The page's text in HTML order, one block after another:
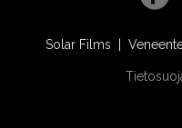
Solar Films |